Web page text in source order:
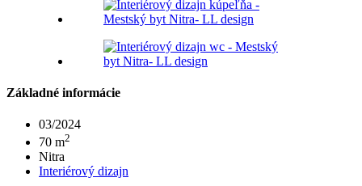
Základné informácie
03/2024
70 m2
Nitra
Interiérový dizajn